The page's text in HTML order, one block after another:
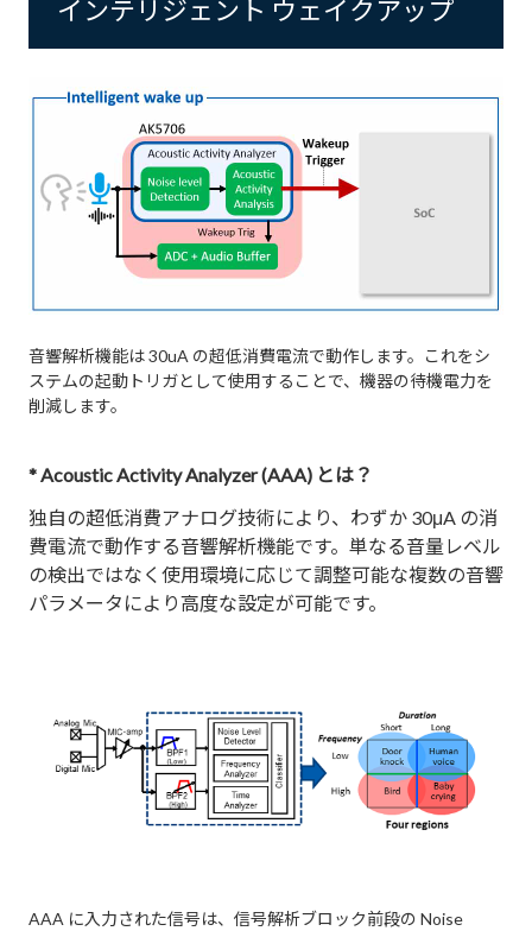
インテリジェント ウェイクアップ
音響解析機能は 30uA の超低消費電流で動作します。これをシ
ステムの起動トリガとして使用することで、機器の待機電力を
削減します。
* Acoustic Activity Analyzer (AAA) とは？
独自の超低消費アナログ技術により、わずか 30μA の消
費電流で動作する音響解析機能です。単なる音量レベル
の検出ではなく使用環境に応じて調整可能な複数の音響
パラメータにより高度な設定が可能です。
AAA に入力された信号は、信号解析ブロック前段の Noise